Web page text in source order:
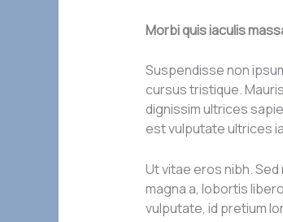
Morbi quis iaculis
Suspendisse non
cursus tristique.
dignissim ultrices
est vulputate ultrices
Ut vitae eros nibh.
magna a, lobortis
vulputate, id pretium